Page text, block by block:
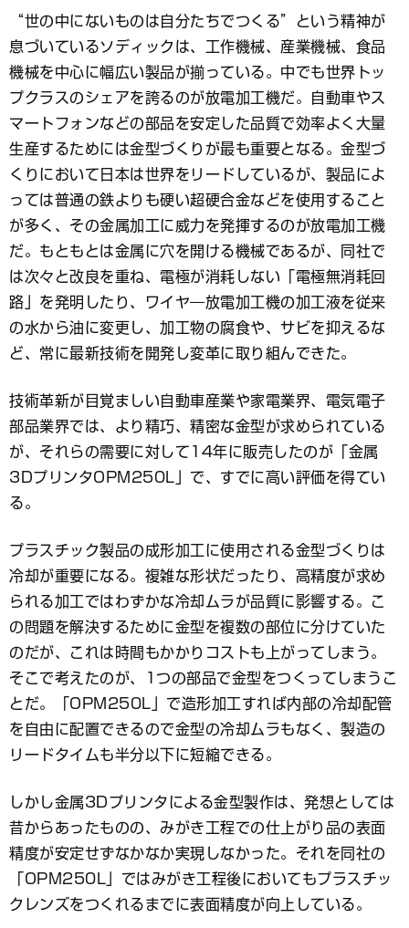
“世の中にないものは自分たちでつくる”という精神が
息づいているソディックは、工作機械、産業機械、食品
機械を中心に幅広い製品が揃っている。中でも世界トッ
プクラスのシェアを誇るのが放電加工機だ。自動車やス
マートフォンなどの部品を安定した品質で効率よく大量
生産するためには金型づくりが最も重要となる。金型づ
くりにおいて日本は世界をリードしているが、製品によ
っては普通の鉄よりも硬い超硬合金などを使用すること
が多く、その金属加工に威力を発揮するのが放電加工機
だ。もともとは金属に穴を開ける機械であるが、同社で
は次々と改良を重ね、電極が消耗しない「電極無消耗回
路」を発明したり、ワイヤ―放電加工機の加工液を従来
の水から油に変更し、加工物の腐食や、サビを抑えるな
ど、常に最新技術を開発し変革に取り組んできた。
技術革新が目覚ましい自動車産業や家電業界、電気電子
部品業界では、より精巧、精密な金型が求められている
が、それらの需要に対して14年に販売したのが「金属
3DプリンタOPM250L」で、すでに高い評価を得てい
る。
プラスチック製品の成形加工に使用される金型づくりは
冷却が重要になる。複雑な形状だったり、高精度が求め
られる加工ではわずかな冷却ムラが品質に影響する。こ
の問題を解決するために金型を複数の部位に分けていた
のだが、これは時間もかかりコストも上がってしまう。
そこで考えたのが、1つの部品で金型をつくってしまうこ
とだ。「OPM250L」で造形加工すれば内部の冷却配管
を自由に配置できるので金型の冷却ムラもなく、製造の
リードタイムも半分以下に短縮できる。
しかし金属3Dプリンタによる金型製作は、発想としては
昔からあったものの、みがき工程での仕上がり品の表面
精度が安定せずなかなか実現しなかった。それを同社の
「OPM250L」ではみがき工程後においてもプラスチッ
クレンズをつくれるまでに表面精度が向上している。